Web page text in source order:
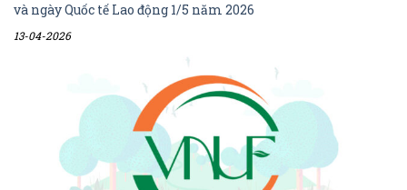
và ngày Quốc tế Lao động 1/5 năm 2026
13-04-2026